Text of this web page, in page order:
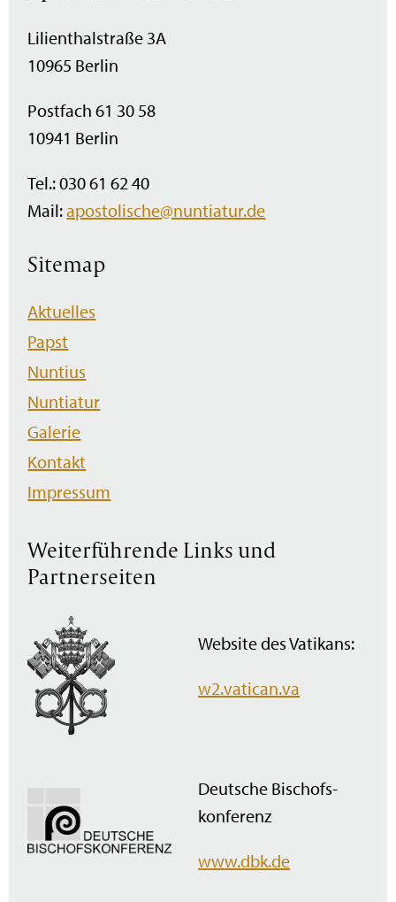
Lilienthalstraße 3A
10965 Berlin
Postfach 61 30 58
10941 Berlin
Tel.: 030 61 62 40
Mail:apostolische@nuntiatur.de
Sitemap
Navigation
überspringen
Aktuelles
Papst
Nuntius
Nuntiatur
Galerie
Kontakt
Impressum
Weiterführende Links und
Partnerseiten
Website des Vatikans:
w2.vatican.va
Deutsche Bischofs­
konferenz
www.dbk.de